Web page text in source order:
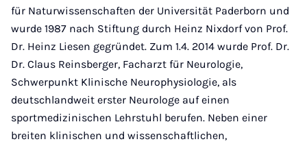
für Naturwissenschaften der Universität Paderborn und
wurde 1987 nach Stiftung durch Heinz Nixdorf von Prof.
Dr. Heinz Liesen gegründet. Zum 1.4. 2014 wurde Prof. Dr.
Dr. Claus Reinsberger, Facharzt für Neurologie,
Schwerpunkt Klinische Neurophysiologie, als
deutschlandweit erster Neurologe auf einen
sportmedizinischen Lehrstuhl berufen. Neben einer
breiten klinischen und wissenschaftlichen,